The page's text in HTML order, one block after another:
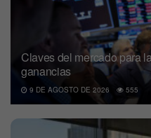
Claves del mercado para
ganancias
9 DE AGOSTO DE 2026 555